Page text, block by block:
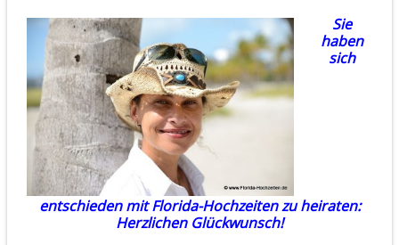
Sie
haben
sich
entschieden mit Florida-Hochzeiten zu heiraten:
Herzlichen Glückwunsch!